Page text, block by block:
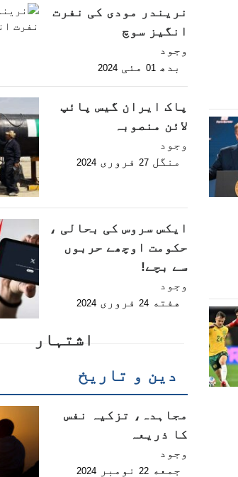
نریندر مودی کی نفرت
انگیز سوچ
وجود
بدھ 01 مئی 2024
پاک ایران گیس پائپ
لائن منصوبہ
وجود
منگل 27 فروری 2024
ایکس سروس کی بحالی ،
حکومت اوچھے حربوں
سے بچے!
وجود
هفته 24 فروری 2024
اشتہار
دین و تاریخ
مجاہدہ، تزکیہ نفس
کا ذریعہ
وجود
جمعه 22 نومبر 2024